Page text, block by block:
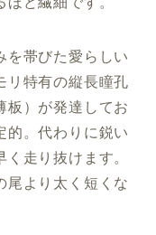
を帯びた愛らしい
リ特有の縦長瞳孔
板）が発達してお
的。代わりに鋭い
走り抜けます。
尾より太く短くな